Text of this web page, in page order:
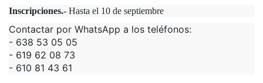
Inscripciones.- Hasta el 10 de septiembre
Contactar por WhatsApp a los teléfonos:
- 638 53 05 05
- 619 62 08 73
- 610 81 43 61